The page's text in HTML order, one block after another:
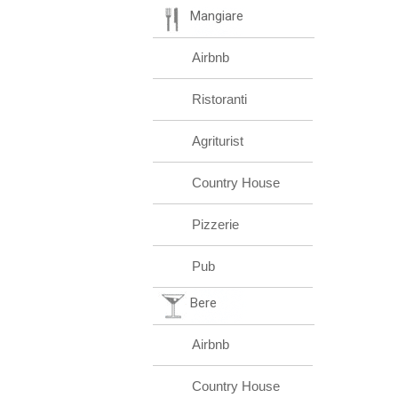
Mangiare
Airbnb
Ristoranti
Agriturist
Country House
Pizzerie
Pub
Bere
Airbnb
Country House